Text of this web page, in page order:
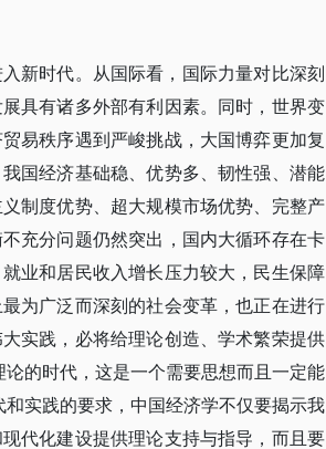
新时代。从国际看，国际力量对比深刻
具有诸多外部有利因素。同时，世界变
易秩序遇到严峻挑战，大国博弈更加复
国经济基础稳、优势多、韧性强、潜能
制度优势、超大规模市场优势、完整产
充分问题仍然突出，国内大循环存在卡
业和居民收入增长压力较大，民生保障
为广泛而深刻的社会变革，也正在进行
实践，必将给理论创造、学术繁荣提供
的时代，这是一个需要思想而且一定能
实践的要求，中国经济学不仅要揭示我
代化建设提供理论支持与指导，而且要